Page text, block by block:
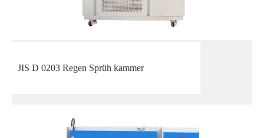
JIS D 0203 Regen Sprüh kammer